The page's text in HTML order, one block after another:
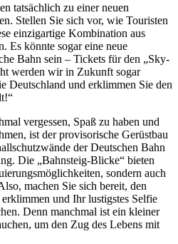
tatsächlich zu einer neuen
Stellen Sie sich vor, wie Touristen
einzigartige Kombination aus
Es könnte sogar eine neue
Bahn sein – Tickets für den „Sky-
werden wir in Zukunft sogar
Deutschland und erklimmen Sie den
vergessen, Spaß zu haben und
ist der provisorische Gerüstbau
der Deutschen Bahn
Die „Bahnsteig-Blicke“ bieten
sondern auch
machen Sie sich bereit, den
und Ihr lustigstes Selfie
Denn manchmal ist ein kleiner
um den Zug des Lebens mit